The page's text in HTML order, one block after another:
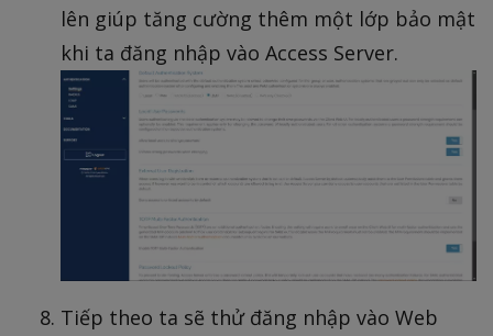
lên giúp tăng cường thêm một lớp bảo mật
khi ta đăng nhập vào Access Server.
Tiếp theo ta sẽ thử đăng nhập vào Web